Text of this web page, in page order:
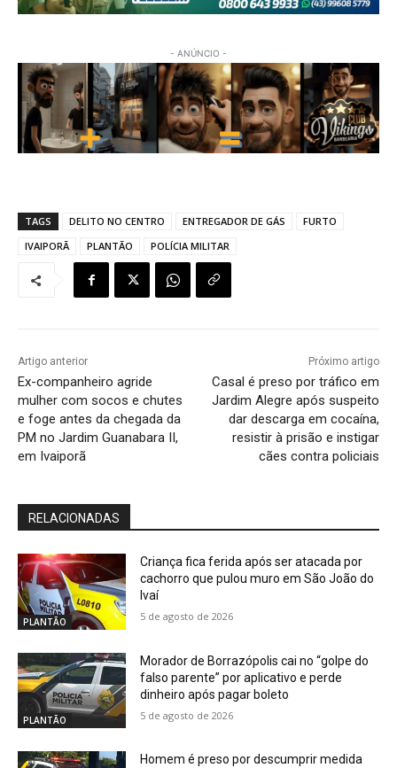
- ANÚNCIO -
TAGS DELITO NO CENTRO ENTREGADOR DE GÁS
FURTO
IVAIPORÃ
PLANTÃO POLÍCIA MILITAR
Artigo anterior
Ex-companheiro agride
mulher com socos e chutes
e foge antes da chegada da
PM no Jardim Guanabara II,
em Ivaiporã
Próximo artigo
Casal é preso por tráfico em
Jardim Alegre após suspeito
dar descarga em cocaína,
resistir à prisão e instigar
cães contra policiais
RELACIONADAS
PLANTÃO
Criança fica ferida após ser atacada por
cachorro que pulou muro em São João do
Ivaí
5 de agosto de 2026
PLANTÃO
Morador de Borrazópolis cai no “golpe do
falso parente” por aplicativo e perde
dinheiro após pagar boleto
5 de agosto de 2026
Homem é preso por descumprir medida